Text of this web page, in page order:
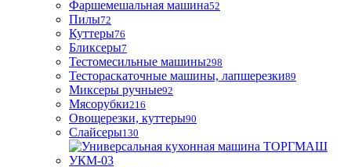
Фаршемешальная машина52
Пилы72
Куттеры76
Бликсеры7
Тестомесильные машины298
Тестораскаточные машины, лапшерезки89
Миксеры ручные92
Мясорубки216
Овощерезки, куттеры90
Слайсеры130